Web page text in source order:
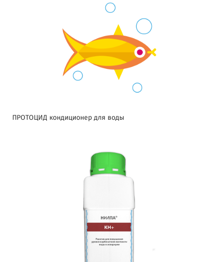
ПРОТОЦИД кондиционер для воды